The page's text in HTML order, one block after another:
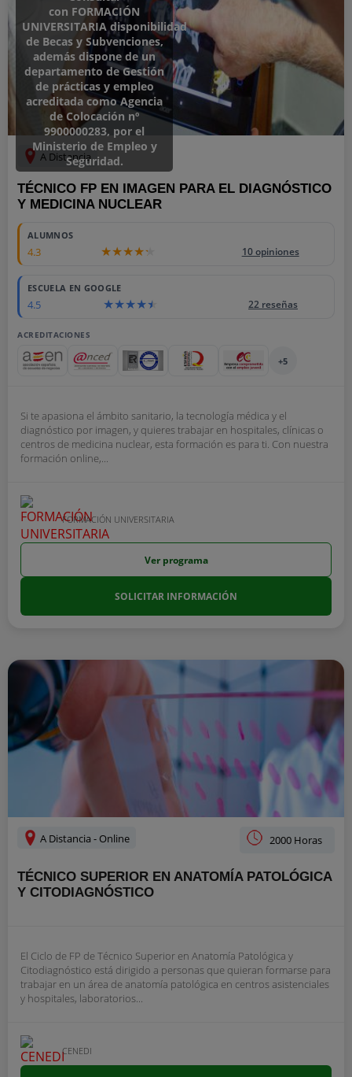
con FORMACIÓN
UNIVERSITARIA disponibilidad
de Becas y Subvenciones,
además dispone de un
departamento de Gestión
de prácticas y empleo
acreditada como Agencia
de Colocación nº
9900000283, por el
Ministerio de Empleo y
Seguridad.
A Distancia
TÉCNICO FP EN IMAGEN PARA EL DIAGNÓSTICO
Y MEDICINA NUCLEAR
ALUMNOS
4.3 10 opiniones
ESCUELA EN GOOGLE
4.5 22 reseñas
ACREDITACIONES
+5
Si te apasiona el ámbito sanitario, la tecnología médica y el
diagnóstico por imagen, y quieres trabajar en hospitales, clínicas o
centros de medicina nuclear, esta formación es para ti. Con nuestra
formación online,...
FORMACIÓN UNIVERSITARIA
Ver programa
SOLICITAR INFORMACIÓN
A Distancia - Online 2000 Horas
TÉCNICO SUPERIOR EN ANATOMÍA PATOLÓGICA
Y CITODIAGNÓSTICO
El Ciclo de FP de Técnico Superior en Anatomía Patológica y
Citodiagnóstico está dirigido a personas que quieran formarse para
trabajar en un área de anatomía patológica en centros asistenciales
y hospitales, laboratorios...
CENEDI